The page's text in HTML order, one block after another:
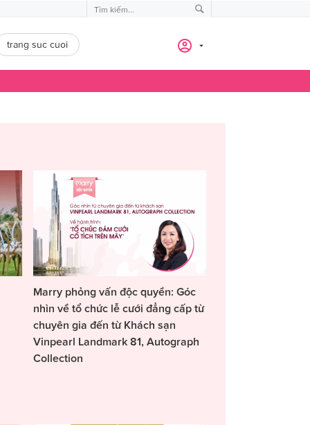
trang suc cuoi
Marry phỏng vấn độc quyền: Góc
nhìn về tổ chức lễ cưới đẳng cấp từ
chuyên gia đến từ Khách sạn
Vinpearl Landmark 81, Autograph
Collection